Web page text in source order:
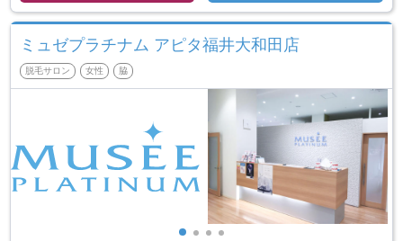
ミュゼプラチナム アピタ福井大和田店
脱毛サロン 女性 脇